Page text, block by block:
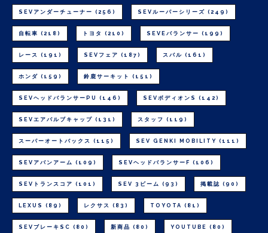
SEVアンダーチューナー (256) SEVルーパーシリーズ (249)
自転車 (218) トヨタ (210) SEVEバランサー (199)
レース (191) SEVフェア (187) スバル (161)
ホンダ (159) 鈴鹿サーキット (151)
SEVヘッドバランサーPU (146) SEVボディオンS (142)
SEVエアバルブキャップ (131) スタッフ (119)
スーパーオートバックス (115) SEV GENKI MOBILITY (111)
SEVアバンアーム (109) SEVヘッドバランサーF (106)
SEVトランスコア (101) SEV 3ビーム (93) 掲載誌 (90)
LEXUS (89) レクサス (83) TOYOTA (81)
SEVブレーキSC (80) 新商品 (80) YOUTUBE (80)